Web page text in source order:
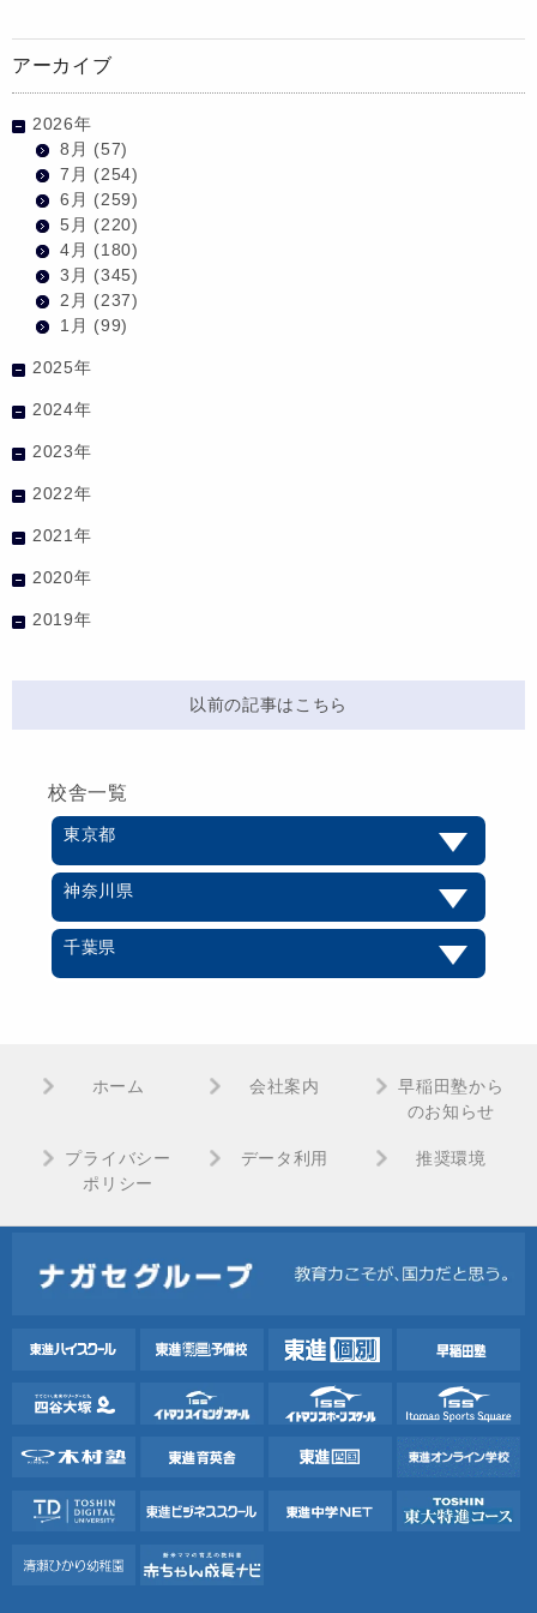
アーカイブ
2026年
8月 (57)
7月 (254)
6月 (259)
5月 (220)
4月 (180)
3月 (345)
2月 (237)
1月 (99)
2025年
2024年
2023年
2022年
2021年
2020年
2019年
以前の記事はこちら
校舎一覧
東京都
神奈川県
千葉県
ホーム 会社案内
早稲田塾から
のお知らせ
プライバシー
ポリシー
データ利用 推奨環境